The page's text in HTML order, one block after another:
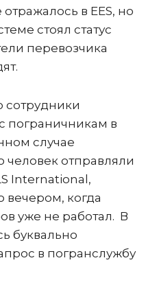
в ЕЕS, но
стоял статус
перевозчика
сотрудники
пограничникам в
случае
человек отправляли
International,
вечером, когда
уже не работал. В
буквально
в погранслужбу